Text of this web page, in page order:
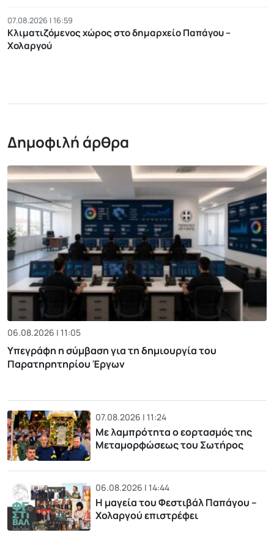
07.08.2026 | 16:59
Κλιματιζόμενος χώρος στο δημαρχείο Παπάγου –
Χολαργού
Δημοφιλή άρθρα
06.08.2026 | 11:05
Υπεγράφη η σύμβαση για τη δημιουργία του
Παρατηρητηρίου Έργων
07.08.2026 | 11:24
Με λαμπρότητα ο εορτασμός της
Μεταμορφώσεως του Σωτήρος
06.08.2026 | 14:44
Η μαγεία του Φεστιβάλ Παπάγου –
Χολαργού επιστρέφει